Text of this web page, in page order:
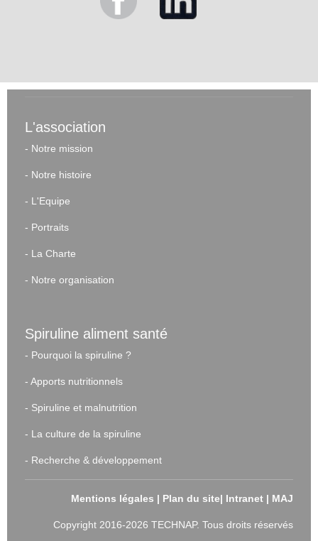
L'association
- Notre mission
- Notre histoire
- L'Equipe
- Portraits
- La Charte
- Notre organisation
Spiruline aliment santé
- Pourquoi la spiruline ?
- Apports nutritionnels
- Spiruline et malnutrition
- La culture de la spiruline
- Recherche & développement
Mentions légales | Plan du site| Intranet | MAJ
Copyright 2016-2026 TECHNAP. Tous droits réservés